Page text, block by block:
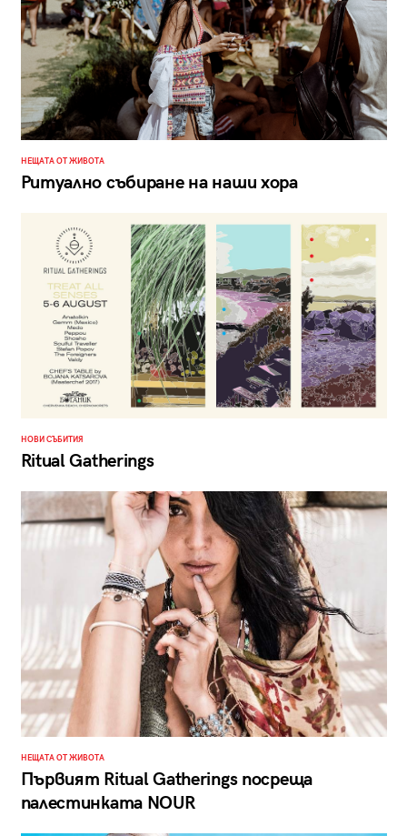
НЕЩАТА ОТ ЖИВОТА
Ритуално събиране на наши хора
НОВИ СЪБИТИЯ
Ritual Gatherings
НЕЩАТА ОТ ЖИВОТА
Първият Ritual Gatherings посреща
палестинката NOUR